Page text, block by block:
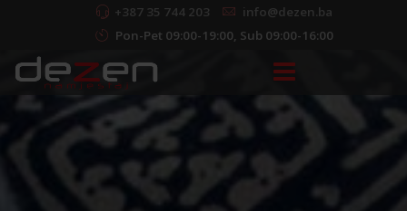
+387 35 744 203
info@dezen.ba
Pon-Pet 09:00-19:00, Sub 09:00-16:00